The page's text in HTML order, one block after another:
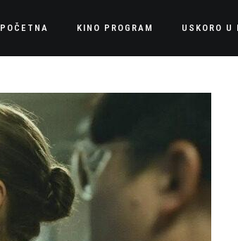
POČETNA KINO PROGRAM USKORO U